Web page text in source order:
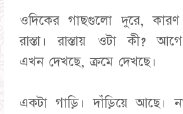
ওদিকের গাছগুলো দুরে, কারণ
রাস্তা। রাস্তায় ওটা কী?
এখন দেখছে, ক্রমে দেখছে।
একটা গাড়ি। দাঁড়িয়ে আছে।